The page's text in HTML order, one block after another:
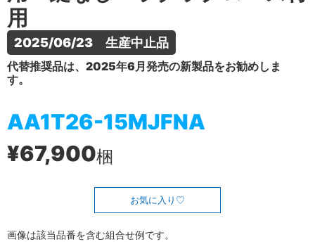
用
2025/06/23　生産中止品
代替推奨品は、2025年6月発売の新製品をお勧めしま
す。
AA1T26-15MJFNA
¥67,900梱
お気に入り
画像は該当品番を含む組合せ例です。